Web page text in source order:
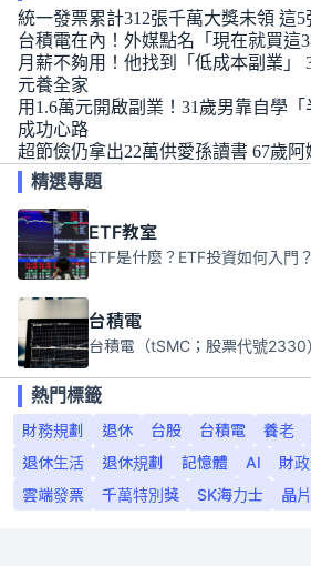
統一發票累計312張千萬大獎未領 這
台積電在內！外媒點名「現在就買這
月薪不夠用！他找到「低成本副業」
元養全家
用1.6萬元開啟副業！31歲男靠自學
成功心路
超節儉仍拿出22萬供愛孫讀書 67歲
精選專題
ETF教室
台積電
熱門標籤
財務規劃
退休 台股 台積電 養老
退休生活
退休規劃 記憶體 AI 財
雲端發票
千萬特別獎 SK海力士 晶片